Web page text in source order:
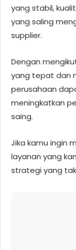
yang stabil,
yang saling
supplier.
Dengan
yang tepat dan
perusahaan
meningkatkan
saing.
Jika kamu ingin
layanan yang
strategi yang